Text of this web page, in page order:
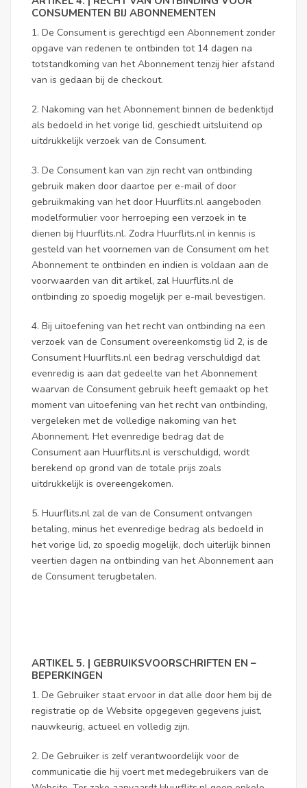
CONSUMENTEN BIJ ABONNEMENTEN
1. De Consument is gerechtigd een Abonnement zonder
opgave van redenen te ontbinden tot 14 dagen na
totstandkoming van het Abonnement tenzij hier afstand
van is gedaan bij de checkout.
2. Nakoming van het Abonnement binnen de bedenktijd
als bedoeld in het vorige lid, geschiedt uitsluitend op
uitdrukkelijk verzoek van de Consument.
3. De Consument kan van zijn recht van ontbinding
gebruik maken door daartoe per e-mail of door
gebruikmaking van het door Huurflits.nl aangeboden
modelformulier voor herroeping een verzoek in te
dienen bij Huurflits.nl. Zodra Huurflits.nl in kennis is
gesteld van het voornemen van de Consument om het
Abonnement te ontbinden en indien is voldaan aan de
voorwaarden van dit artikel, zal Huurflits.nl de
ontbinding zo spoedig mogelijk per e-mail bevestigen.
4. Bij uitoefening van het recht van ontbinding na een
verzoek van de Consument overeenkomstig lid 2, is de
Consument Huurflits.nl een bedrag verschuldigd dat
evenredig is aan dat gedeelte van het Abonnement
waarvan de Consument gebruik heeft gemaakt op het
moment van uitoefening van het recht van ontbinding,
vergeleken met de volledige nakoming van het
Abonnement. Het evenredige bedrag dat de
Consument aan Huurflits.nl is verschuldigd, wordt
berekend op grond van de totale prijs zoals
uitdrukkelijk is overeengekomen.
5. Huurflits.nl zal de van de Consument ontvangen
betaling, minus het evenredige bedrag als bedoeld in
het vorige lid, zo spoedig mogelijk, doch uiterlijk binnen
veertien dagen na ontbinding van het Abonnement aan
de Consument terugbetalen.
ARTIKEL 5. | GEBRUIKSVOORSCHRIFTEN EN –
BEPERKINGEN
1. De Gebruiker staat ervoor in dat alle door hem bij de
registratie op de Website opgegeven gegevens juist,
nauwkeurig, actueel en volledig zijn.
2. De Gebruiker is zelf verantwoordelijk voor de
communicatie die hij voert met medegebruikers van de